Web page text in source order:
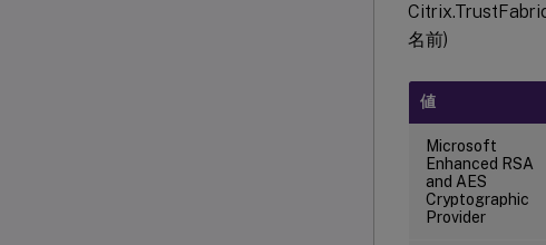
名前)
値
Microsoft
Enhanced RSA
and AES
Cryptographic
Provider